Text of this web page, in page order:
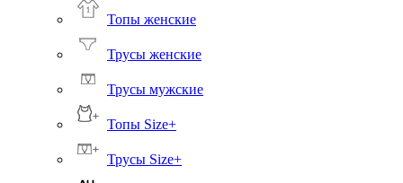
Топы женские
Трусы женские
Трусы мужские
Топы Size+
Трусы Size+